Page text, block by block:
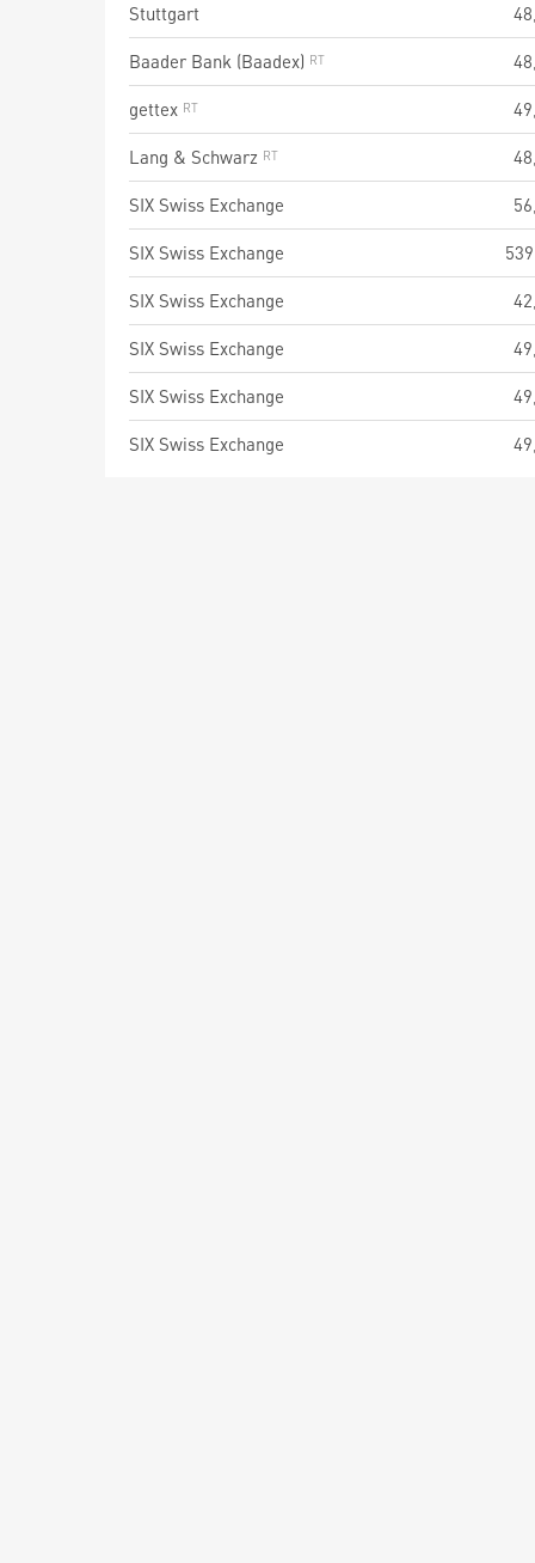
Stuttgart
Baader Bank (Baadex)
gettex
Lang & Schwarz
SIX Swiss Exchange
SIX Swiss Exchange
SIX Swiss Exchange
SIX Swiss Exchange
SIX Swiss Exchange
SIX Swiss Exchange